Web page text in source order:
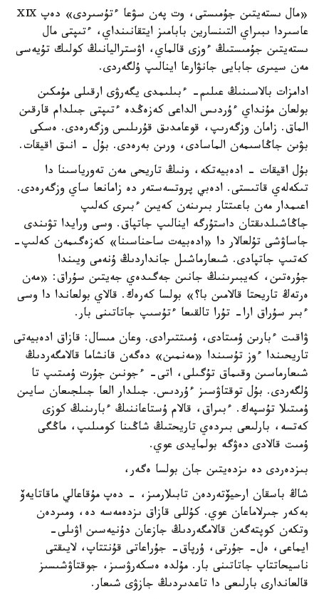
«مال ىستەيتىن جۇمىستى، وت پەن سۋعا ءتۇسىردى» دەپ ⅩⅨ
عاسىردا ىبىراي التىنسارين بابامىز ايتقانىنداي، ءتىپتى مال
ىستەيتىن جۇمىستىڭ ءوزى قالماي، اۋستراليانىڭ كولىك تۇيەسى
مەن سيىرى جابايى جانۋارعا اينالىپ ۇلگەردى.
ادامزات بالاسىنىڭ عىلىم- ءبىلىمدى يگەرۋى ارقىلى مۇمكىن
بولعان مۇنداي ءۇردىس الداعى كەزەڭدە ءتىپتى جىلدام قارقىن
الماق. زامان وزگەرىپ، قوعامدىق قۇرىلىس وزگەرەدى. ەسكى
بۋىن جاڭاسىمەن الماسادى، ورىن بەرەدى. بۇل - انىق اقيقات.
بۇل اقيقات - ادەبيەتكە، ونىڭ تاريحى مەن تەورياسىنا دا
تىكەلەي قاتىستى. ادەبي پروتسەستەر دە زامانعا ساي وزگەرەدى.
اعىمدار مەن باعىتتار بىرىنەن كەيىن ءبىرى كەلىپ
جاڭاشىلدىقتان داستۇرگە اينالىپ جاتپاق. وسى ورايدا تۋىندى
جاساۋشى تۇلعالار دا «ادەبيەت ساحناسىنا» كەزەگىمەن كەلىپ-
كەتىپ جاتپادى. شىعارماشىل جانداردىڭ ۇنەمى ويىندا
جۇرەتىن، كەيبىرىنىڭ جانىن جەگىدەي جەيتىن سۇراق: «مەن
ەرتەڭ تاريحتا قالامىن با؟» بولسا كەرەك. قالاي بولعاندا دا وسى
ءبىر سۇراق ارا- تۇرا تالقىعا ءتۇسىپ جاتاتىنى بار.
ۋاقىت ءبارىن ۇمىتادى، ۇمىتتىرادى. وعان مىسال: قازاق ادەبيەتى
تاريحىندا ءوز تۇسىندا «مەنمىن» دەگەن قانشاما قالامگەردىڭ
شىعارماسىن وقىماق تۇگىلى، اتى- ءجونىن جۇرت ۇمىتىپ تا
ۇلگەردى. بۇل توقتاۋسىز ءۇردىس. جىلدار العا جىلجىعان سايىن
ۇمىتىلا تۇسپەك. ءبىراق، قالام ۇستاعاننىڭ ءبارىنىڭ كوزى
كەتسە، بارلىعى بىردەي تاريحتىڭ شاڭىنا كومىلىپ، ماڭگى
ۇمىت قالادى دەۋگە بولمايدى عوي.
بىزدەردى دە ىزدەيتىن جان بولسا ەگەر،
شاڭ باسقان ارحيۆتەردەن تابىلارمىز، - دەپ مۇقاعالي ماقاتايەۆ
بەكەر جىرلاماعان عوي. كۇللى قازاق ىزدەمەسە دە، ومىردەن
وتكەن كوپتەگەن قالامگەردىڭ جازعان دۇنيەسىن اۋىلى-
ايماعى، ەل- جۇرتى، ۇرپاق- جۇراعاتى قۇنتتاپ، لايىقتى
ناسيحاتتاپ جاتاتىنى بار. مۇلدە ەسكەرۋسىز، جوقتاۋشىسىز
قالعاندارى بارلىعى دا تاعدىردىڭ جازۋى شىعار.